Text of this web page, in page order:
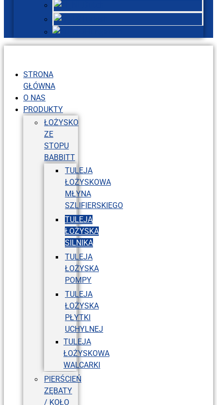
STRONA
GŁÓWNA
O NAS
PRODUKTY
ŁOŻYSKO
ZE
STOPU
BABBITT
TULEJA
ŁOŻYSKOWA
MŁYNA
SZLIFIERSKIEGO
TULEJA
ŁOŻYSKA
SILNIKA
TULEJA
ŁOŻYSKA
POMPY
TULEJA
ŁOŻYSKA
PŁYTKI
UCHYLNEJ
TULEJA
ŁOŻYSKOWA
WALCARKI
PIERŚCIEŃ
ZĘBATY
/ KOŁO